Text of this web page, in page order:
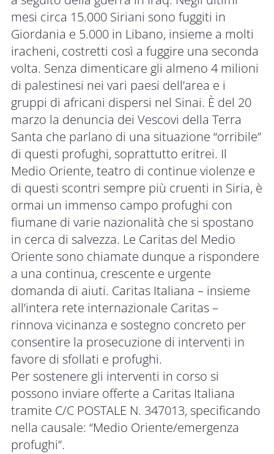
mesi circa 15.000 Siriani sono fuggiti in
Giordania e 5.000 in Libano, insieme a molti
iracheni, costretti così a fuggire una seconda
volta. Senza dimenticare gli almeno 4 milioni
di palestinesi nei vari paesi dell’area e i
gruppi di africani dispersi nel Sinai. È del 20
marzo la denuncia dei Vescovi della Terra
Santa che parlano di una situazione “orribile”
di questi profughi, soprattutto eritrei. Il
Medio Oriente, teatro di continue violenze e
di questi scontri sempre più cruenti in Siria, è
ormai un immenso campo profughi con
fiumane di varie nazionalità che si spostano
in cerca di salvezza. Le Caritas del Medio
Oriente sono chiamate dunque a rispondere
a una continua, crescente e urgente
domanda di aiuti. Caritas Italiana – insieme
all’intera rete internazionale Caritas –
rinnova vicinanza e sostegno concreto per
consentire la prosecuzione di interventi in
favore di sfollati e profughi.
Per sostenere gli interventi in corso si
possono inviare offerte a Caritas Italiana
tramite C/C POSTALE N. 347013, specificando
nella causale: “Medio Oriente/emergenza
profughi”.